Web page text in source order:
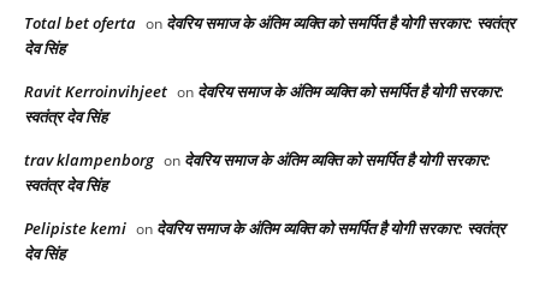
Total bet oferta on देवरिय समाज के अंतिम व्यक्ति को समर्पित है योगी सरकार: स्वतंत्र
देव सिंह
Ravit Kerroinvihjeet on देवरिय समाज के अंतिम व्यक्ति को समर्पित है योगी सरकार:
स्वतंत्र देव सिंह
trav klampenborg on देवरिय समाज के अंतिम व्यक्ति को समर्पित है योगी सरकार:
स्वतंत्र देव सिंह
Pelipiste kemi on देवरिय समाज के अंतिम व्यक्ति को समर्पित है योगी सरकार: स्वतंत्र
देव सिंह